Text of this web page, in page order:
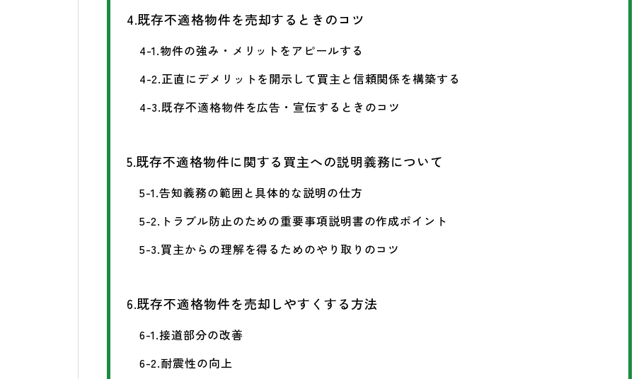
4.既存不適格物件を売却するときのコツ
4-1.物件の強み・メリットをアピールする
4-2.正直にデメリットを開示して買主と信頼関係を構築する
4-3.既存不適格物件を広告・宣伝するときのコツ
5.既存不適格物件に関する買主への説明義務について
5-1.告知義務の範囲と具体的な説明の仕方
5-2.トラブル防止のための重要事項説明書の作成ポイント
5-3.買主からの理解を得るためのやり取りのコツ
6.既存不適格物件を売却しやすくする方法
6-1.接道部分の改善
6-2.耐震性の向上